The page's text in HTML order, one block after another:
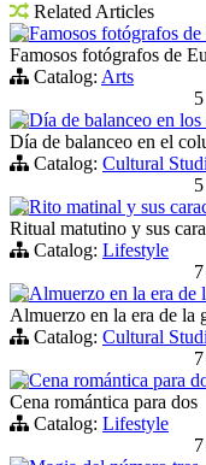
Related Articles
Famosos fotógrafos de
Famosos fotógrafos de
Catalog: Arts
Día de balanceo en
Día de balanceo en el
Catalog: Cultural
Rito matinal y sus
Ritual matutino y sus
Catalog: Lifestyle
Almuerzo en la era de
Almuerzo en la era de la
Catalog: Cultural
Cena romántica para
Cena romántica para dos
Catalog: Lifestyle